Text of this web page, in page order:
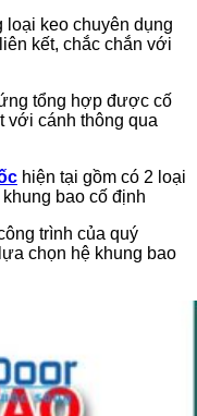
keo chuyên dụng
kết, chắc chắn với
tổng hợp được cố
với cánh thông qua
hiện tại gồm có 2 loại
bao cố định
trình của quý
chọn hệ khung bao